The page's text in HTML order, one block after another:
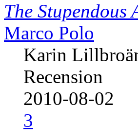
The Stupendous
Marco Polo
Karin
Recension
2010-08-02
3